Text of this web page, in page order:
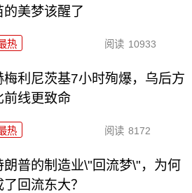
的美梦该醒了
热 阅读 10933
梅利尼茨基7小时殉爆，乌后方
前线更致命
热 阅读 8172
朗普的制造业\"回流梦\"，为何
了回流东大？